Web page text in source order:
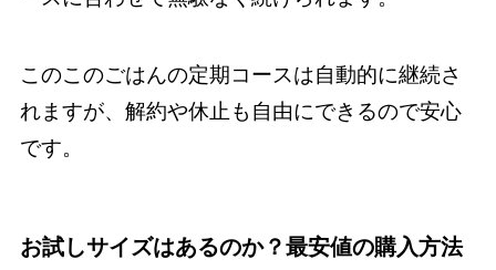
このこのごはんの定期コースは自動的に継続さ
れますが、解約や休止も自由にできるので安心
です。
お試しサイズはあるのか？最安値の購入方法